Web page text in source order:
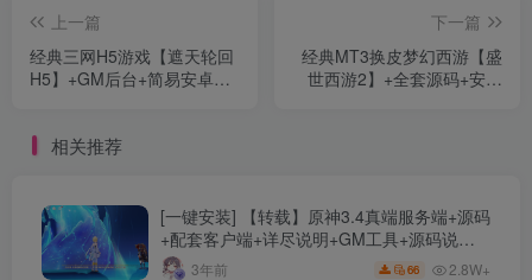
上一篇
经典三网H5游戏【遮天轮回
H5】+GM后台+简易安卓
下一篇
经典MT3换皮梦幻西游【盛
世西游2】+全套源码+安卓
相关推荐
[一键安装] 【转载】原神3.4真端服务端+源码
+配套客户端+详尽说明+GM工具+源码说明
文件3年前 66 2.8W+